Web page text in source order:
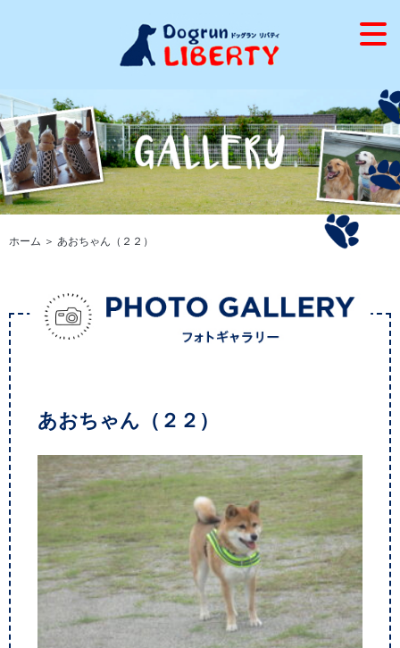
ホーム ＞ あおちゃん（２２）
あおちゃん（２２）